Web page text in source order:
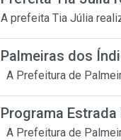
A prefeita Tia Júlia
Palmeiras dos
A Prefeitura de
Programa
A Prefeitura de